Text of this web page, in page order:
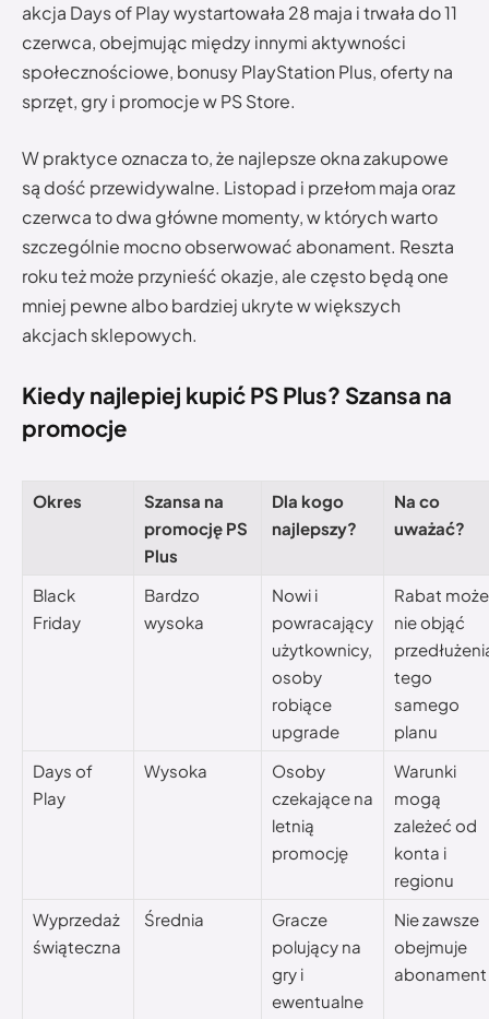
akcja Days of Play wystartowała 28 maja i trwała do 11
czerwca, obejmując między innymi aktywności
społecznościowe, bonusy PlayStation Plus, oferty na
sprzęt, gry i promocje w PS Store.
W praktyce oznacza to, że najlepsze okna zakupowe
są dość przewidywalne. Listopad i przełom maja oraz
czerwca to dwa główne momenty, w których warto
szczególnie mocno obserwować abonament. Reszta
roku też może przynieść okazje, ale często będą one
mniej pewne albo bardziej ukryte w większych
akcjach sklepowych.
Kiedy najlepiej kupić PS Plus? Szansa na
promocje
Okres
Szansa na
promocję PS
Plus
Dla kogo
najlepszy?
Na co
uważać?
Black
Friday
Bardzo
wysoka
Nowi i
powracający
użytkownicy,
osoby
robiące
upgrade
Rabat może
nie objąć
tego
samego
planu
Days of
Play
Wysoka
Osoby
czekające na
letnią
promocję
Warunki
mogą
zależeć od
konta i
regionu
Wyprzedaż
świąteczna
Średnia
Gracze
polujący na
gry i
ewentualne
Nie zawsze
obejmuje
abonament